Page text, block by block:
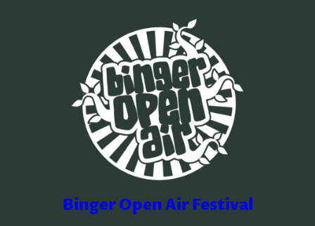
Binger Open Air Festival